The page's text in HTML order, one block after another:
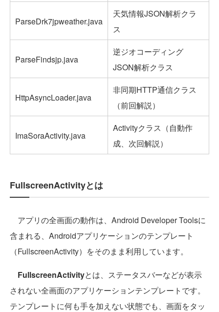
ParseDrk7jpweather.java
天気情報JSON解析クラ
ス
ParseFindsjp.java
逆ジオコーディング
JSON解析クラス
HttpAsyncLoader.java
非同期HTTP通信クラス
（前回解説）
ImaSoraActivity.java
Activityクラス（自動作
成、次回解説）
FullscreenActivityとは
アプリの全画面の動作は、Android Developer Toolsに
含まれる、Androidアプリケーションのテンプレート
（FullscreenActivity）をそのまま利用しています。
FullscreenActivityとは、ステータスバーなどが表示
されない全画面のアプリケーションテンプレートです。
テンプレートに何も手を加えない状態でも、画面をタッ